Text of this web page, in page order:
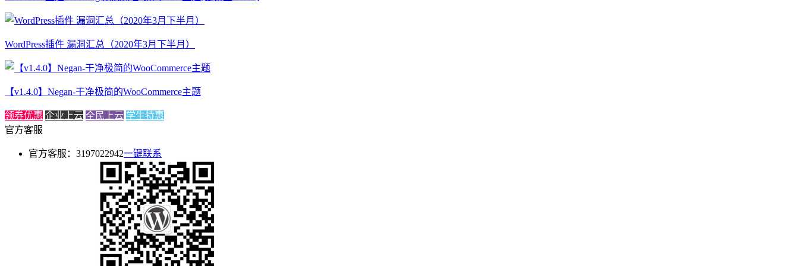
WordPress插件 漏洞汇总（2020年3月下半月）
【v1.4.0】Negan-干净极简的WooCommerce主题
领券优惠 企业上云 全民上云 学生特惠
官方客服
官方客服：3197022942一键联系